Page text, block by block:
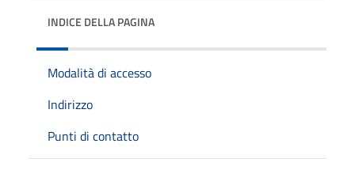
INDICE DELLA PAGINA
Modalità di accesso
Indirizzo
Punti di contatto